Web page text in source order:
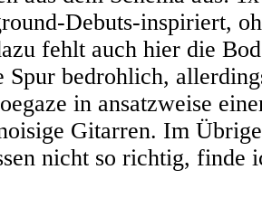
Debuts-inspiriert,
fehlt auch hier die
Spur bedrohlich,
in ansatzweise
Gitarren. Im
nicht so richtig, finde